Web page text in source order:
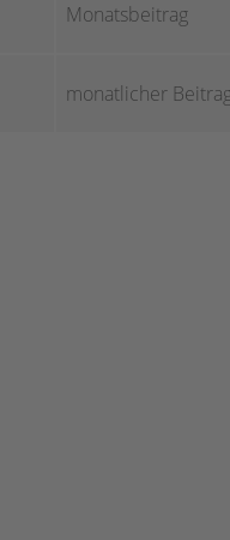
Monatsbeitrag
monatlicher